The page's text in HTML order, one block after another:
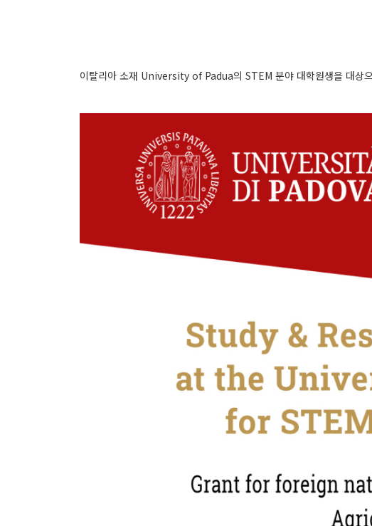
이탈리아 소재 University of Padua의 STEM 분야 대학원생을 대상